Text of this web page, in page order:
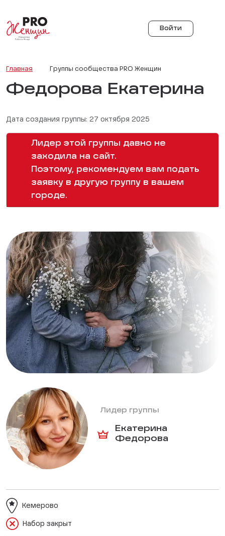
Войти
Главная Группы сообщества PRO Женщин
Федорова Екатерина
Дата создания группы: 27 октября 2025
Лидер этой группы давно не
заходила на сайт.
Поэтому, рекомендуем вам подать
заявку в другую группу в вашем
городе.
Лидер группы
Екатерина
Федорова
Набор закрыт
Кемерово